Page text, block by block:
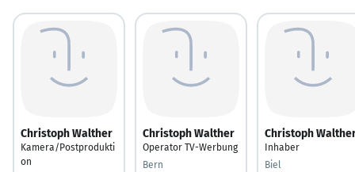
Christoph Walther
Kamera/Postprodukti
on
Christoph Walther
Operator TV-Werbung
Bern
Christoph
Inhaber
Biel